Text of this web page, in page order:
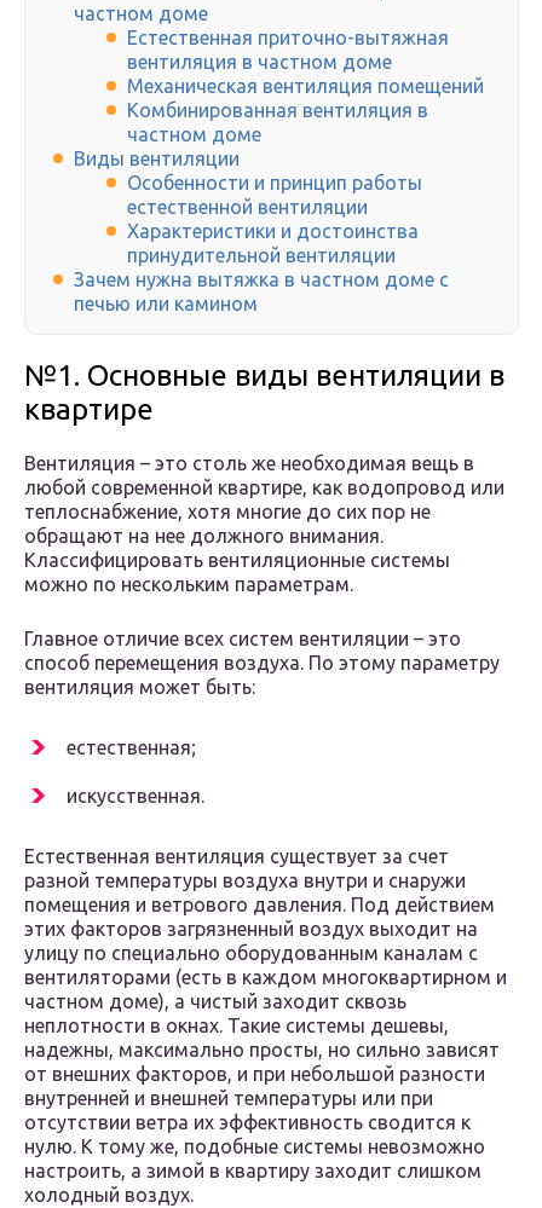
частном доме
Естественная приточно-вытяжная
вентиляция в частном доме
Механическая вентиляция помещений
Комбинированная вентиляция в
частном доме
Виды вентиляции
Особенности и принцип работы
естественной вентиляции
Характеристики и достоинства
принудительной вентиляции
Зачем нужна вытяжка в частном доме с
печью или камином
№1. Основные виды вентиляции в
квартире
Вентиляция – это столь же необходимая вещь в
любой современной квартире, как водопровод или
теплоснабжение, хотя многие до сих пор не
обращают на нее должного внимания.
Классифицировать вентиляционные системы
можно по нескольким параметрам.
Главное отличие всех систем вентиляции – это
способ перемещения воздуха. По этому параметру
вентиляция может быть:
естественная;
искусственная.
Естественная вентиляция существует за счет
разной температуры воздуха внутри и снаружи
помещения и ветрового давления. Под действием
этих факторов загрязненный воздух выходит на
улицу по специально оборудованным каналам с
вентиляторами (есть в каждом многоквартирном и
частном доме), а чистый заходит сквозь
неплотности в окнах. Такие системы дешевы,
надежны, максимально просты, но сильно зависят
от внешних факторов, и при небольшой разности
внутренней и внешней температуры или при
отсутствии ветра их эффективность сводится к
нулю. К тому же, подобные системы невозможно
настроить, а зимой в квартиру заходит слишком
холодный воздух.